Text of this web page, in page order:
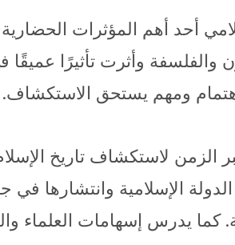
أحد أهم المؤثرات
والفلسفة وأثرت تأثيرًا
ومهم يستحق الاستكشاف.
الزمن لاستكشاف تاريخ
الإسلامية وانتشارها
كما يدرس إسهامات العلماء